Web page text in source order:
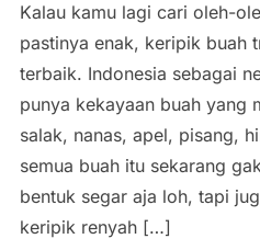
Kalau kamu lagi cari oleh-
pastinya enak, keripik buah
terbaik. Indonesia sebagai
punya kekayaan buah yang
salak, nanas, apel, pisang,
semua buah itu sekarang
bentuk segar aja loh, tapi
keripik renyah […]